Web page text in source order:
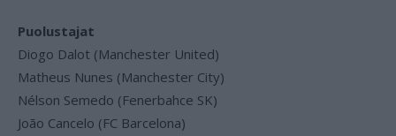
Puolustajat
Diogo Dalot (Manchester United)
Matheus Nunes (Manchester City)
Nélson Semedo (Fenerbahce SK)
João Cancelo (FC Barcelona)